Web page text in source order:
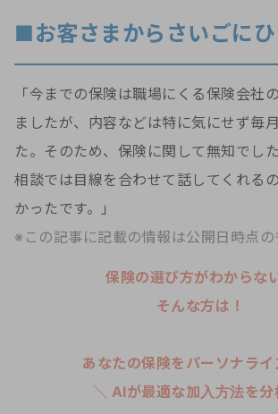
■お客さまからさいごにひ
「今までの保険は職場にくる保険会社
ましたが、内容などは特に気にせず毎
た。そのため、保険に関して無知でし
相談では目線を合わせて話してくれる
かったです。」
※この記事に記載の情報は公開日時点の
保険の選び方がわからな
そんな方は！
あなたの保険をパーソナライ
＼ AIが最適な加入方法を分